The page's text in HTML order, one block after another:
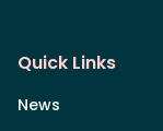
Quick Links
News